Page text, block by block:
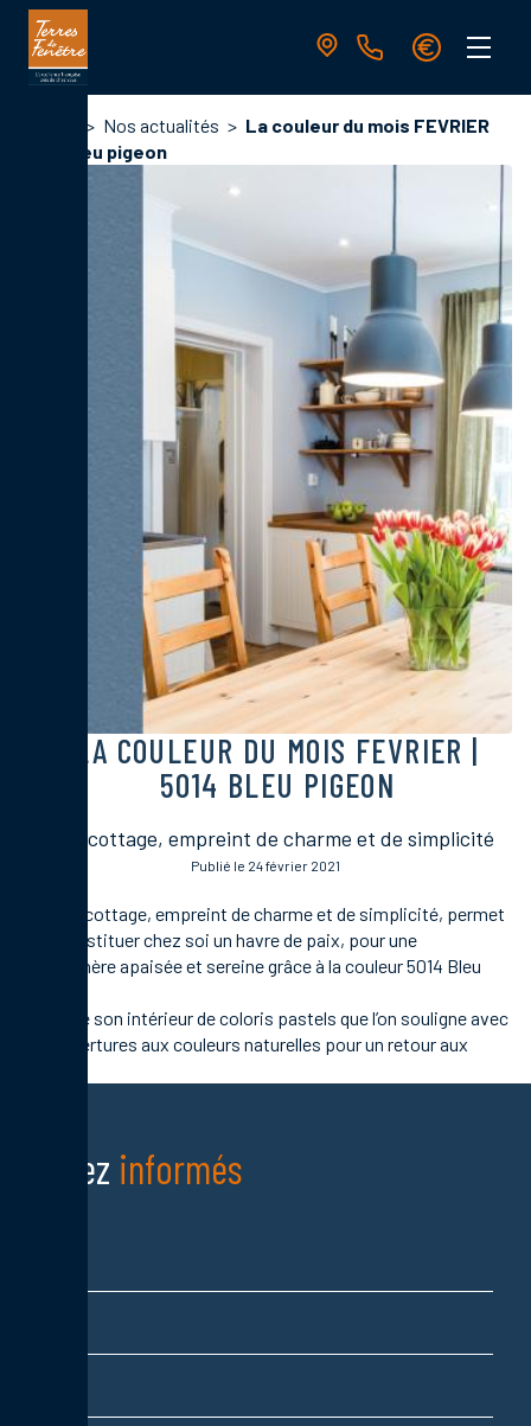
Aller
contenu
principale
Nos actualités
La couleur du mois FEVRIER
5014 Bleu pigeon
LA COULEUR DU MOIS FEVRIER |
5014 BLEU PIGEON
Style cottage, empreint de charme et de simplicité
Publié le 24 février 2021
Ce style cottage, empreint de charme et de simplicité, permet
de reconstituer chez soi un havre de paix, pour une
atmosphère apaisée et sereine grâce à la couleur 5014 Bleu
On teinte son intérieur de coloris pastels que l’on souligne avec
des ouvertures aux couleurs naturelles pour un retour aux
Restez informés